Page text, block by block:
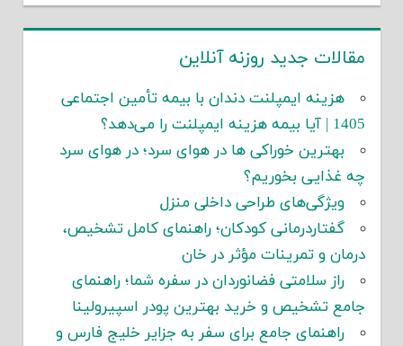
مقالات جدید روزنه آنلاین
هزینه ایمپلنت دندان با بیمه تأمین اجتماعی
1405 | آیا بیمه هزینه ایمپلنت را می‌دهد؟
بهترین خوراکی ها در هوای سرد؛ در هوای سرد
چه غذایی بخوریم؟
ویژگی‌های طراحی داخلی منزل
گفتاردرمانی کودکان؛ راهنمای کامل تشخیص،
درمان و تمرینات مؤثر در خان
راز سلامتی فضانوردان در سفره شما؛ راهنمای
جامع تشخیص و خرید بهترین پودر اسپیرولینا
راهنمای جامع برای سفر به جزایر خلیج فارس و